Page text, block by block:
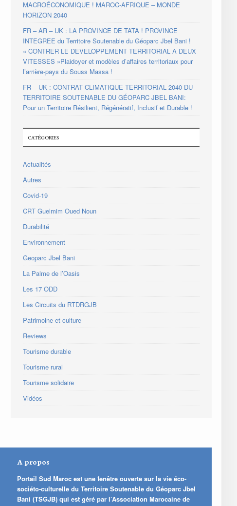
MACROÉCONOMIQUE ! MAROC-AFRIQUE – MONDE
HORIZON 2040
FR – AR – UK : LA PROVINCE DE TATA ! PROVINCE
INTEGREE du Territoire Soutenable du Géoparc Jbel Bani !
« CONTRER LE DEVELOPPEMENT TERRITORIAL A DEUX
VITESSES »Plaidoyer et modèles d’affaires territoriaux pour
l’arrière-pays du Souss Massa !
FR – UK : CONTRAT CLIMATIQUE TERRITORIAL 2040 DU
TERRITOIRE SOUTENABLE DU GÉOPARC JBEL BANI:
Pour un Territoire Résilient, Régénératif, Inclusif et Durable !
CATÉGORIES
Actualités
Autres
Covid-19
CRT Guelmim Oued Noun
Durabilité
Environnement
Geoparc Jbel Bani
La Palme de l’Oasis
Les 17 ODD
Les Circuits du RTDRGJB
Patrimoine et culture
Reviews
Tourisme durable
Tourisme rural
Tourisme solidaire
Vidéos
A propos
Portail Sud Maroc est une fenêtre ouverte sur la vie éco-
sociéto-culturelle du Territoire Soutenable du Géoparc Jbel
Bani (TSGJB) qui est géré par l’Association Marocaine de